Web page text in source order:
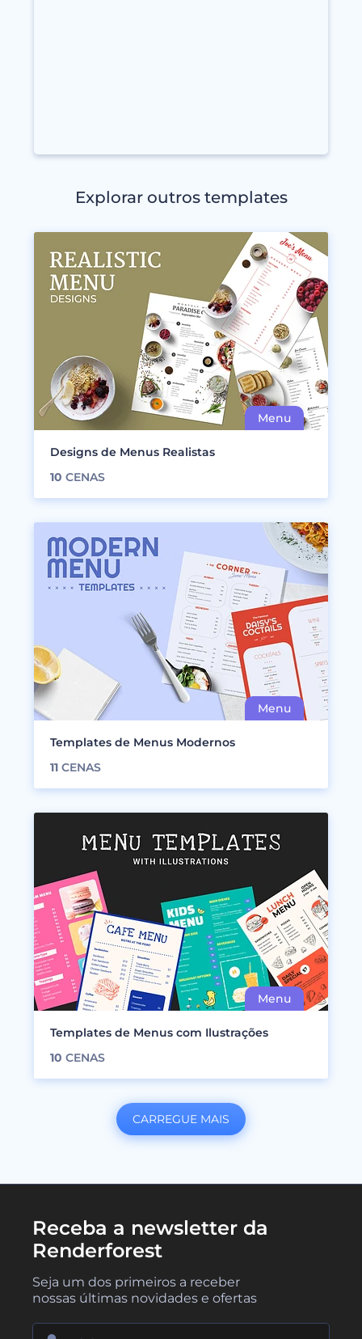
Explorar outros templates
Designs de Menus Realistas
10 CENAS
Templates de Menus Modernos
11 CENAS
Templates de Menus com Ilustrações
10 CENAS
CARREGUE MAIS
Receba a newsletter da
Renderforest
Seja um dos primeiros a receber
nossas últimas novidades e ofertas